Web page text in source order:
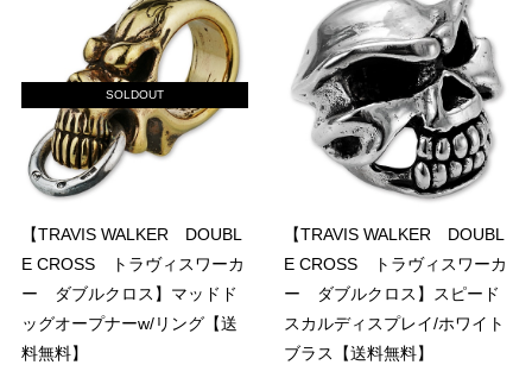
SOLDOUT
【TRAVIS WALKER DOUBL
E CROSS トラヴィスワーカ
ー ダブルクロス】マッドド
ッグオープナーw/リング【送
料無料】
【TRAVIS WALKER DOUBL
E CROSS トラヴィスワーカ
ー ダブルクロス】スピード
スカルディスプレイ/ホワイト
ブラス【送料無料】